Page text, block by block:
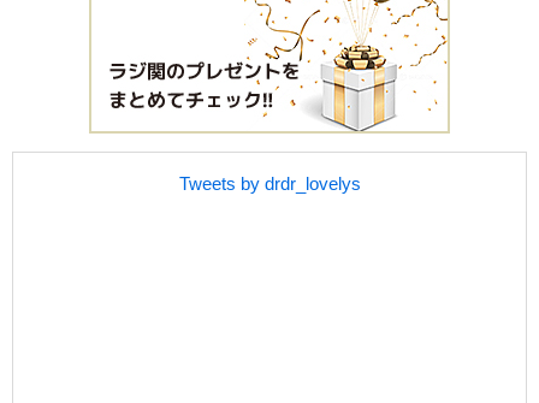
Tweets by drdr_lovelys